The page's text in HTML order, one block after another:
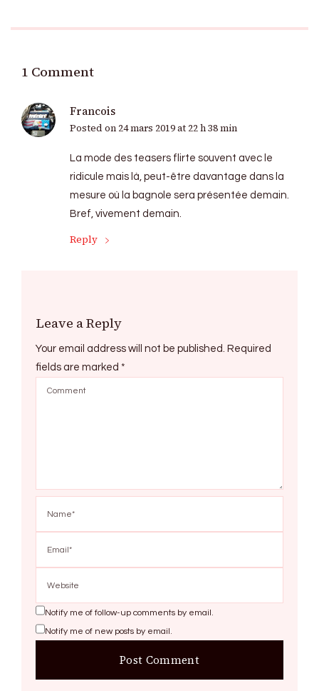
1 Comment
Francois
Posted on 24 mars 2019 at 22 h 38 min
La mode des teasers flirte souvent avec le
ridicule mais là, peut-être davantage dans la
mesure où la bagnole sera présentée demain.
Bref, vivement demain.
Reply
Leave a Reply
Your email address will not be published. Required
fields are marked *
Notify me of follow-up comments by email.
Notify me of new posts by email.